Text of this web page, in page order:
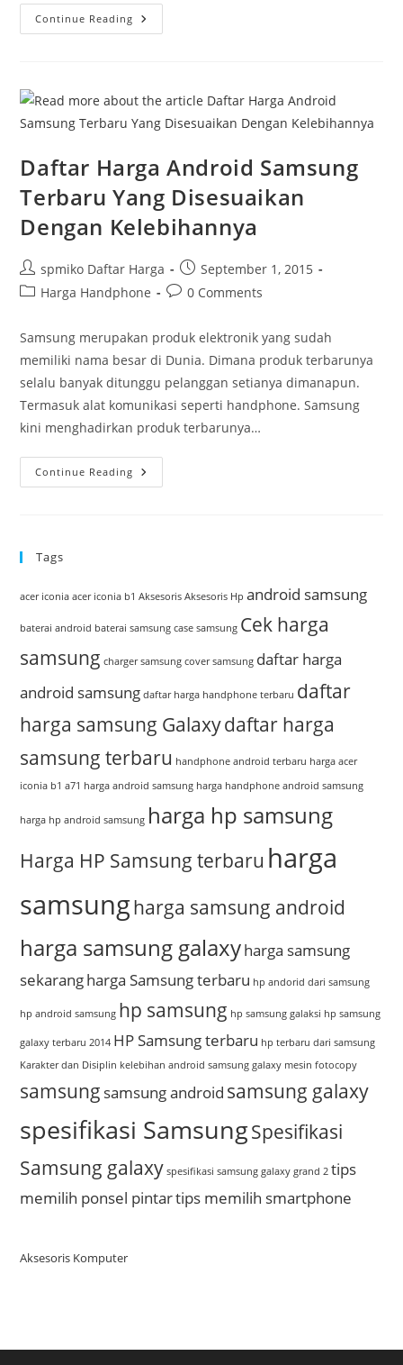
Continue Reading Handpone
Android
Pilihan
Daftar Harga Android Samsung
Terbaru Yang Disesuaikan
Dengan Kelebihannya
Post
author:
spmiko Daftar Harga
Post
published:
September 1, 2015
PostHarga Handphone
Post0 Comments
Samsung merupakan produk elektronik yang sudah
memiliki nama besar di Dunia. Dimana produk terbarunya
selalu banyak ditunggu pelanggan setianya dimanapun.
Termasuk alat komunikasi seperti handphone. Samsung
kini menghadirkan produk terbarunya…
Continue Reading Daftar
Harga
Tags
acer iconia acer iconia b1 Aksesoris Aksesoris Hp android samsung
baterai android baterai samsung case samsung Cek harga
samsung charger samsung cover samsung daftar harga
android samsung daftar harga handphone terbaru daftar
harga samsung Galaxydaftar harga
samsung terbaru handphone android terbaru harga acer
iconia b1 a71 harga android samsung harga handphone android samsung
harga hp android samsung harga hp samsung
Harga HP Samsung terbaru harga
samsungharga samsung android
harga samsung galaxyharga samsung
sekarangharga Samsung terbaru hp andorid dari samsung
hp android samsung hp samsung hp samsung galaksi hp samsung
galaxy terbaru 2014 HP Samsung terbaru hp terbaru dari samsung
Karakter dan Disiplin kelebihan android samsung galaxy mesin fotocopy
samsung samsung android samsung galaxy
spesifikasi SamsungSpesifikasi
Samsung galaxy spesifikasi samsung galaxy grand 2 tips
memilih ponsel pintartips memilih smartphone
Aksesoris Komputer